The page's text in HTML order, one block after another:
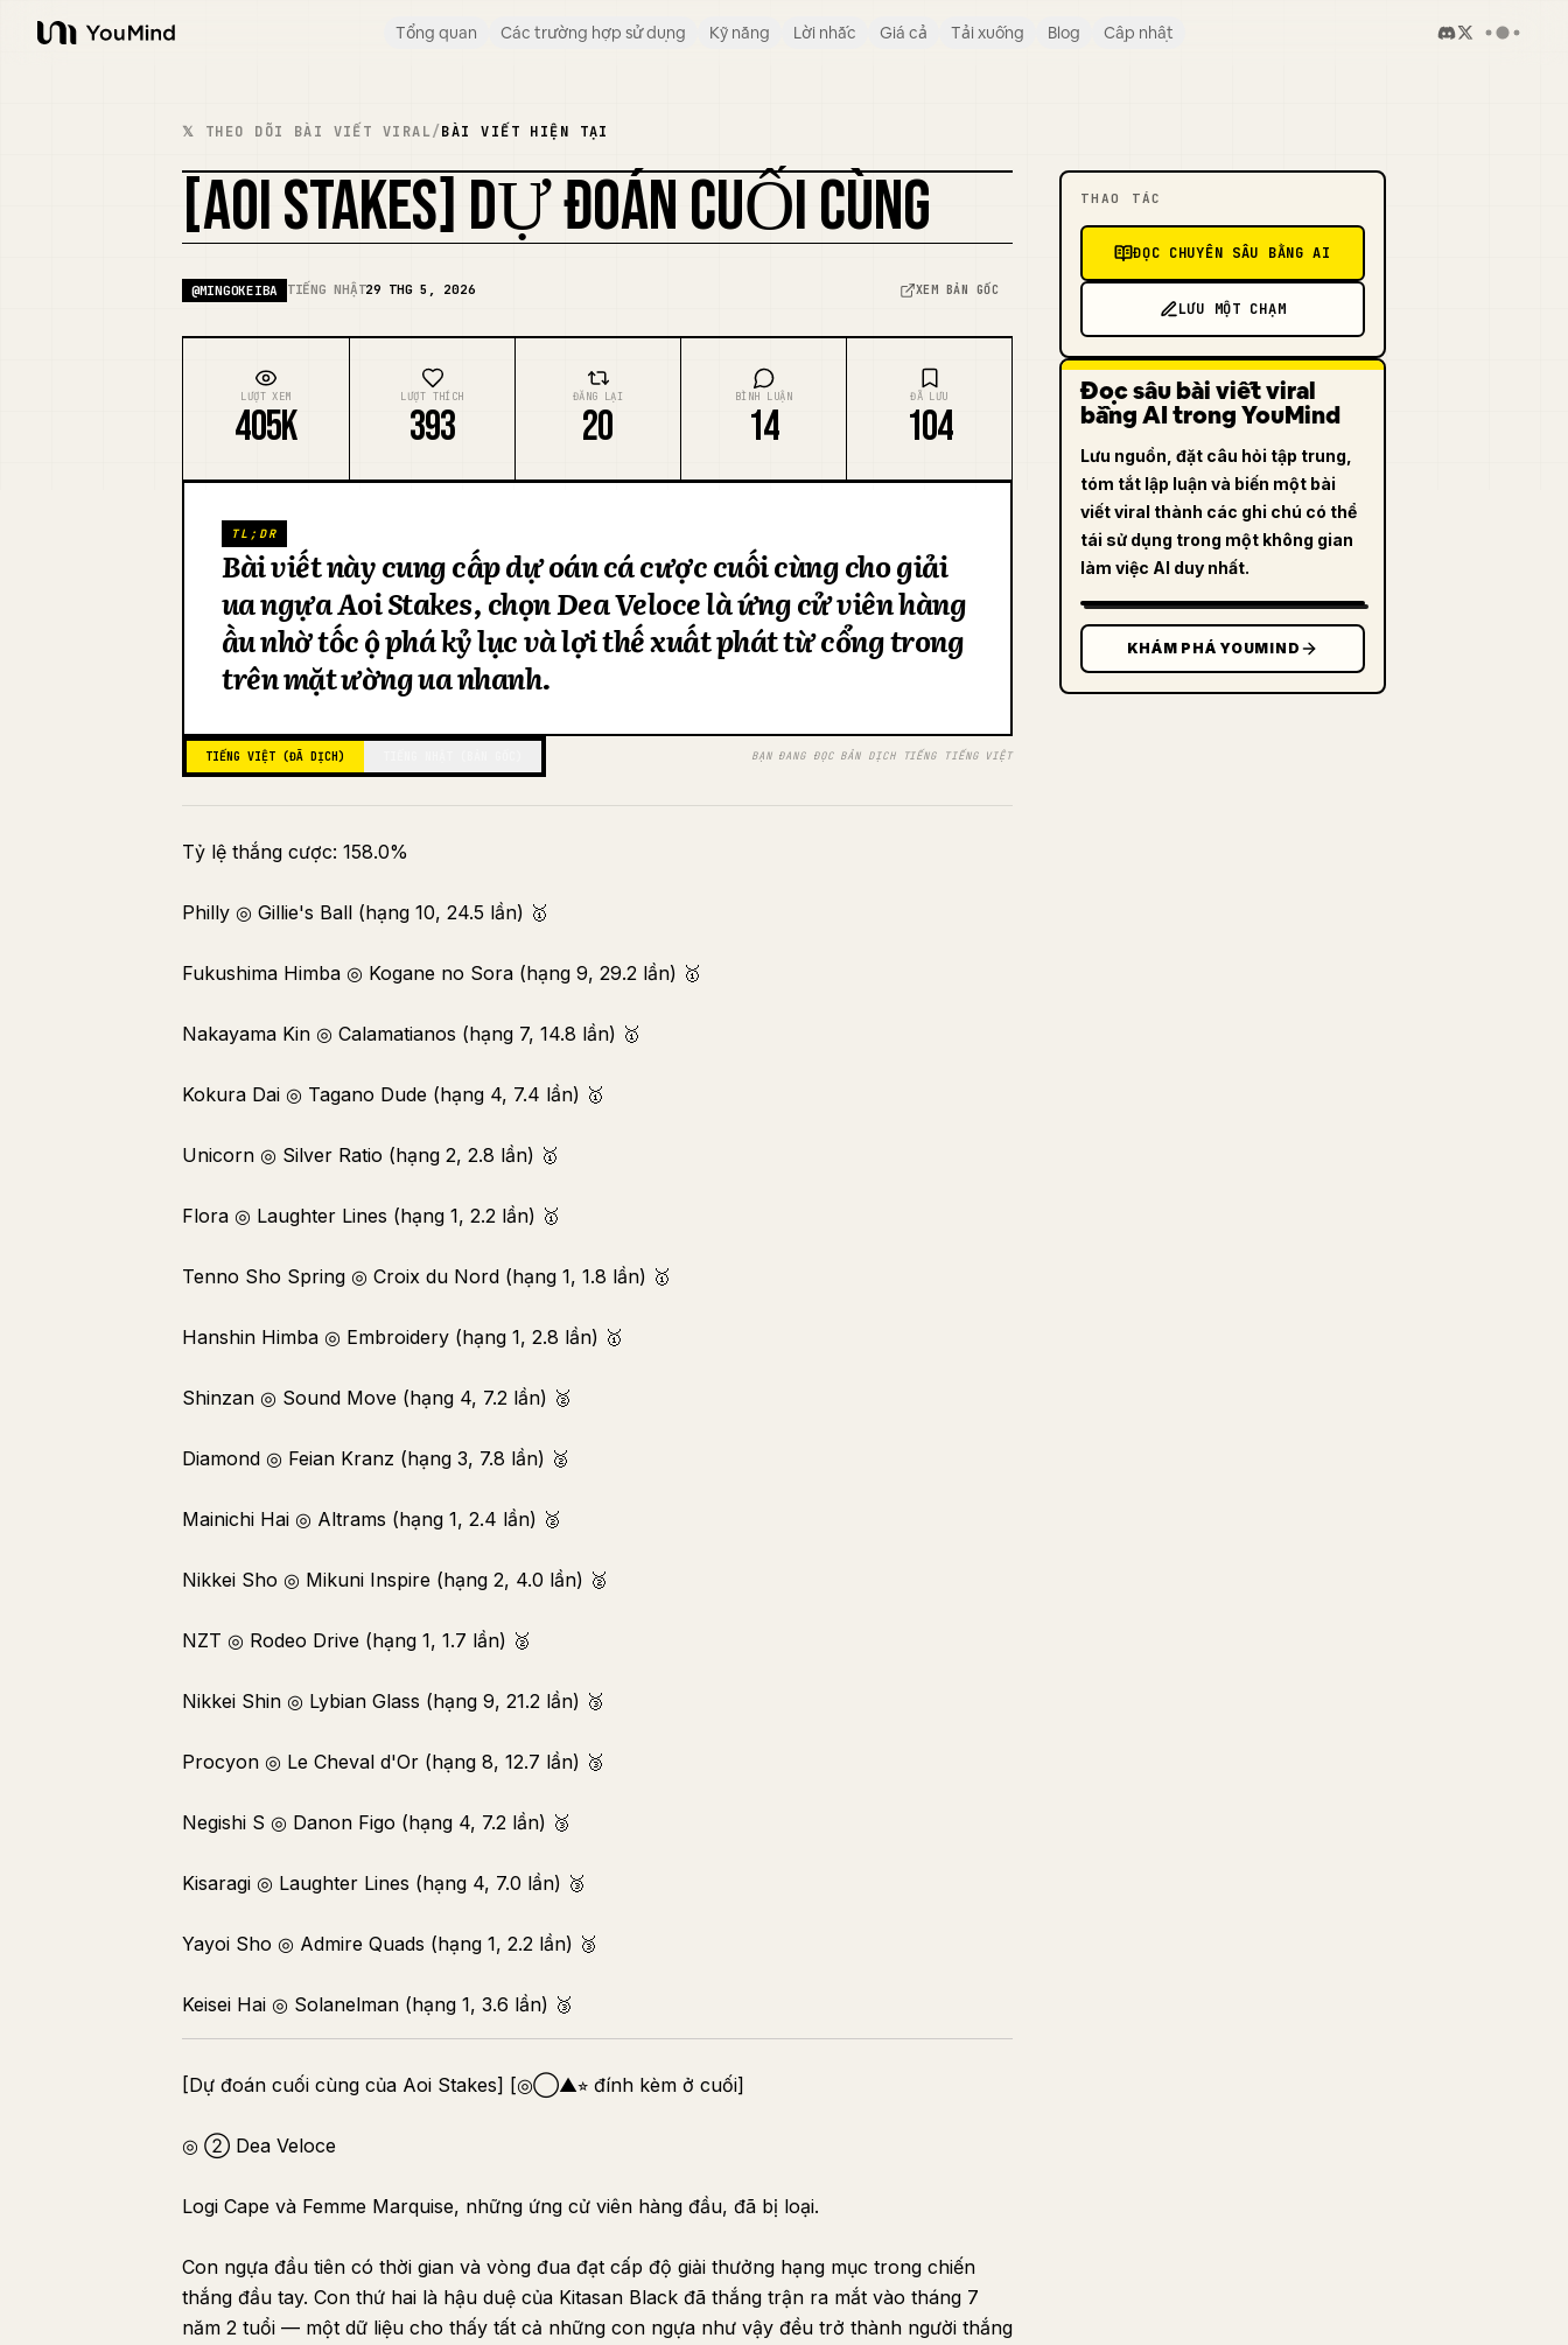
YouMind
Tổng quan Các trường hợp sử dụng Kỹ năng Lời nhắc Giá cả Tải xuống Blog Cập nhật
𝕏 THEO DÕI BÀI VIẾT VIRAL/BÀI VIẾT HIỆN TẠI
[AOI STAKES] DỰ ĐOÁN CUỐI CÙNG
@MINGOKEIBA TIẾNG NHẬT29 THG 5, 2026 XEM BẢN GỐC
LƯỢT XEM
405K
LƯỢT THÍCH
393
ĐĂNG LẠI
20
BÌNH LUẬN
14
ĐÃ LƯU
104
TL;DR
Bài viết này cung cấp dự đoán cá cược cuối cùng cho giải
đua ngựa Aoi Stakes, chọn Dea Veloce là ứng cử viên hàng
đầu nhờ tốc độ phá kỷ lục và lợi thế xuất phát từ cổng trong
trên mặt đường đua nhanh.
TIẾNG VIỆT (ĐÃ DỊCH) BẠN ĐANG ĐỌC BẢN DỊCH TIẾNG TIẾNG VIỆT
Tỷ lệ thắng cược: 158.0%
Philly ◎ Gillie's Ball (hạng 10, 24.5 lần) 🥇
Fukushima Himba ◎ Kogane no Sora (hạng 9, 29.2 lần) 🥇
Nakayama Kin ◎ Calamatianos (hạng 7, 14.8 lần) 🥇
Kokura Dai ◎ Tagano Dude (hạng 4, 7.4 lần) 🥇
Unicorn ◎ Silver Ratio (hạng 2, 2.8 lần) 🥇
Flora ◎ Laughter Lines (hạng 1, 2.2 lần) 🥇
Tenno Sho Spring ◎ Croix du Nord (hạng 1, 1.8 lần) 🥇
Hanshin Himba ◎ Embroidery (hạng 1, 2.8 lần) 🥇
Shinzan ◎ Sound Move (hạng 4, 7.2 lần) 🥈
Diamond ◎ Feian Kranz (hạng 3, 7.8 lần) 🥈
Mainichi Hai ◎ Altrams (hạng 1, 2.4 lần) 🥈
Nikkei Sho ◎ Mikuni Inspire (hạng 2, 4.0 lần) 🥈
NZT ◎ Rodeo Drive (hạng 1, 1.7 lần) 🥈
Nikkei Shin ◎ Lybian Glass (hạng 9, 21.2 lần) 🥉
Procyon ◎ Le Cheval d'Or (hạng 8, 12.7 lần) 🥉
Negishi S ◎ Danon Figo (hạng 4, 7.2 lần) 🥉
Kisaragi ◎ Laughter Lines (hạng 4, 7.0 lần) 🥉
Yayoi Sho ◎ Admire Quads (hạng 1, 2.2 lần) 🥉
Keisei Hai ◎ Solanelman (hạng 1, 3.6 lần) 🥉
[Dự đoán cuối cùng của Aoi Stakes] [◎◯▲⭐︎ đính kèm ở cuối]
◎ ② Dea Veloce
Logi Cape và Femme Marquise, những ứng cử viên hàng đầu, đã bị loại.
Con ngựa đầu tiên có thời gian và vòng đua đạt cấp độ giải thưởng hạng mục trong chiến
thắng đầu tay. Con thứ hai là hậu duệ của Kitasan Black đã thắng trận ra mắt vào tháng 7
năm 2 tuổi — một dữ liệu cho thấy tất cả những con ngựa như vậy đều trở thành người thắng
THAO TÁC
ĐỌC CHUYÊN SÂU BẰNG AI
LƯU MỘT CHẠM
Đọc sâu bài viết viral
bằng AI trong YouMind
Lưu nguồn, đặt câu hỏi tập trung,
tóm tắt lập luận và biến một bài
viết viral thành các ghi chú có thể
tái sử dụng trong một không gian
làm việc AI duy nhất.
KHÁM PHÁ YOUMIND